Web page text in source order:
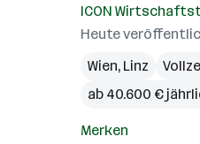
ICON
Heute
Wien, Linz
ab 40.600 €
Merken